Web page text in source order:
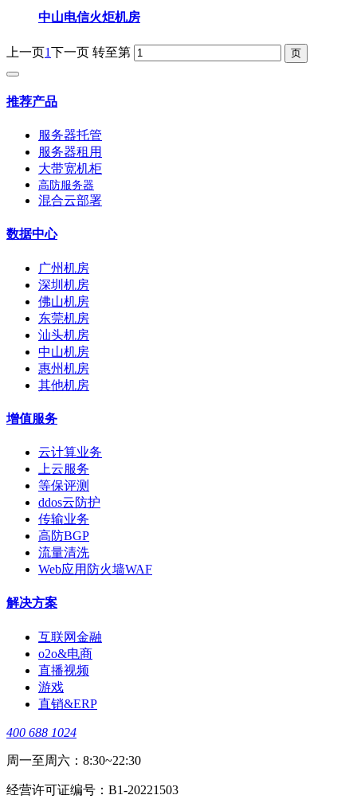
中山电信火炬机房
上一页1下一页 转至第
推荐产品
服务器托管
服务器租用
大带宽机柜
高防服务器
混合云部署
数据中心
广州机房
深圳机房
佛山机房
东莞机房
汕头机房
中山机房
惠州机房
其他机房
增值服务
云计算业务
上云服务
等保评测
ddos云防护
传输业务
高防BGP
流量清洗
Web应用防火墙WAF
解决方案
互联网金融
o2o&电商
直播视频
游戏
直销&ERP
400 688 1024
周一至周六：8:30~22:30
经营许可证编号：B1-20221503